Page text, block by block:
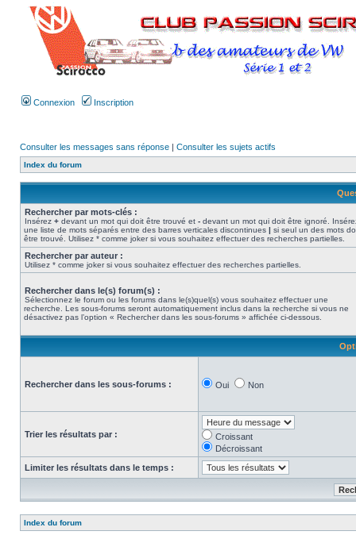
Connexion Inscription
Consulter les messages sans réponse | Consulter les sujets actifs
Index du forum
Rechercher par mots-clés :
Insérez + devant un mot qui doit être trouvé et - devant un mot qui doit être ignoré.
une liste de mots séparés entre des barres verticales discontinues | si seul un des mots
être trouvé. Utilisez * comme joker si vous souhaitez effectuer des recherches partielles.
Rechercher par auteur :
Utilisez * comme joker si vous souhaitez effectuer des recherches partielles.
Rechercher dans le(s) forum(s) :
Sélectionnez le forum ou les forums dans le(s)quel(s) vous souhaitez effectuer une
recherche. Les sous-forums seront automatiquement inclus dans la recherche si vous ne
désactivez pas l’option « Rechercher dans les sous-forums » affichée ci-dessous.
Rechercher dans les sous-forums : Oui Non
Trier les résultats par :
Croissant
Décroissant
Limiter les résultats dans le temps :
Index du forum